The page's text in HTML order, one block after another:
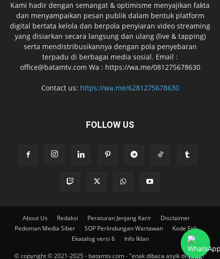
Kami hadir dengan semangat & optimisme menyajikan fakta
dan menyampaikan pesan publik dalam bentuk platform
digital bertata kelola dan berpola penyiaran video streaming
yang disiarkan secara langsung dan ulang (live & tapping)
serta mendistribusikannya dengan pola penyebaran
terpadu di berbagai media sosial. Email :
office@batamtv.com Wa : https://wa.me/081275678630
Contact us: https://wa.me/6281275678630
FOLLOW US
About Us Redaksi Peraturan Jenjang Karir
Disclaimer
Pedoman Media Siber
SOP Perlindungan Wartawan
Kode Etik
Ekatalog versi 6
Info Iklan
© copyright © 2021-2025 - batamtv.com - "enak dibaca asyik ditonton"